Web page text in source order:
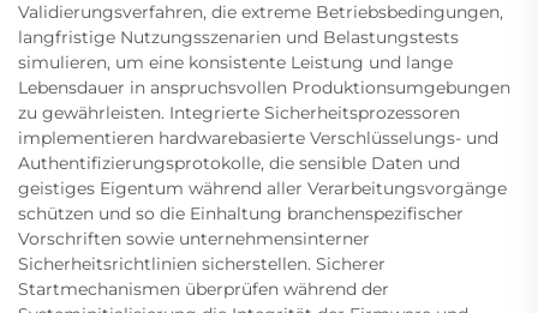
Validierungsverfahren, die extreme Betriebsbedingungen,
langfristige Nutzungsszenarien und Belastungstests
simulieren, um eine konsistente Leistung und lange
Lebensdauer in anspruchsvollen Produktionsumgebungen
zu gewährleisten. Integrierte Sicherheitsprozessoren
implementieren hardwarebasierte Verschlüsselungs- und
Authentifizierungsprotokolle, die sensible Daten und
geistiges Eigentum während aller Verarbeitungsvorgänge
schützen und so die Einhaltung branchenspezifischer
Vorschriften sowie unternehmensinterner
Sicherheitsrichtlinien sicherstellen. Sicherer
Startmechanismen überprüfen während der